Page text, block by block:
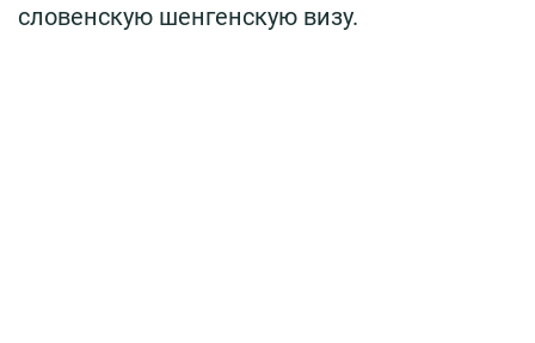
словенскую шенгенскую визу.